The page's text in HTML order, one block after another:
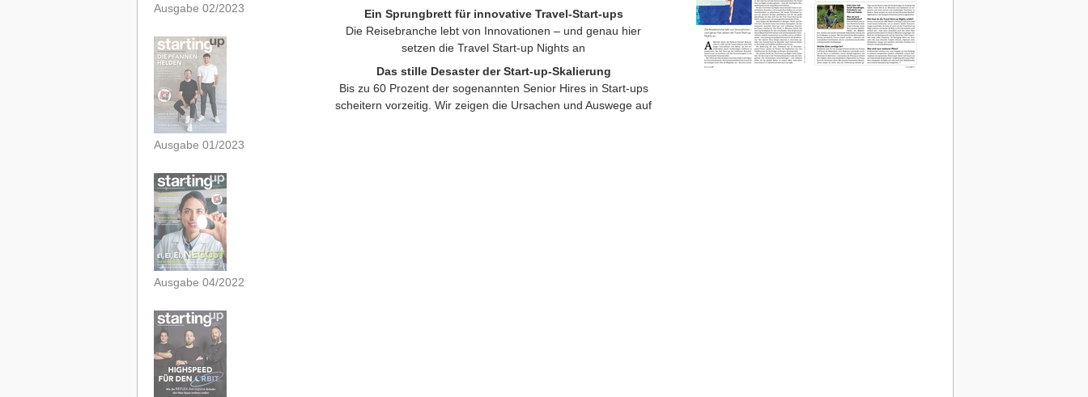
Ausgabe 02/2023
Ausgabe 01/2023
Ausgabe 04/2022
Ein Sprungbrett für innovative Travel-Start-ups
Die Reisebranche lebt von Innovationen – und genau hier
setzen die Travel Start-up Nights an
Das stille Desaster der Start-up-Skalierung
Bis zu 60 Prozent der sogenannten Senior Hires in Start-ups
scheitern vorzeitig. Wir zeigen die Ursachen und Auswege auf